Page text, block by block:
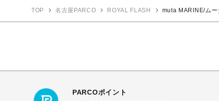
TOP 名古屋PARCO ROYAL FLASH muta MARINE/ムー
PARCOポイント